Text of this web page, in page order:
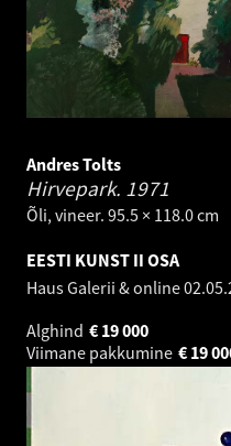
Andres Tolts
Hirvepark. 1971
Õli, vineer. 95.5 × 118.0 cm
EESTI KUNST II OSA
Haus Galerii & online
Alghind
19 000
€
Viimane pakkumine
19
€